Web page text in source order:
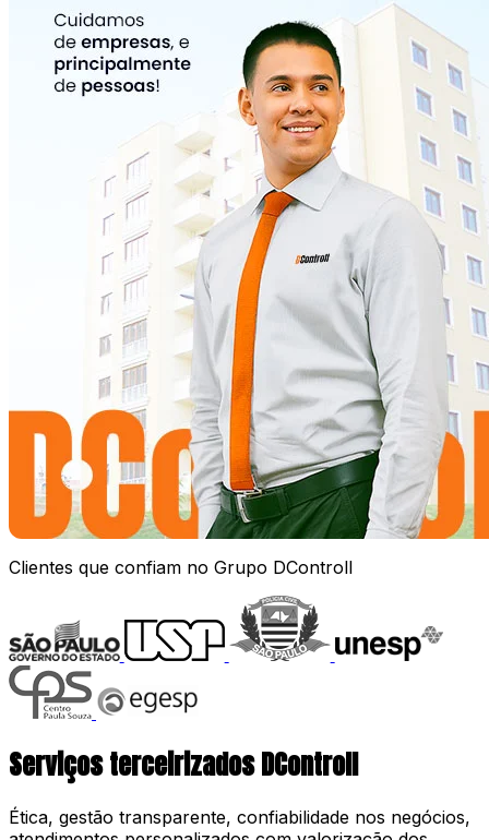
Clientes que confiam no Grupo DControll
Serviços terceirizados DControll
Ética, gestão transparente, confiabilidade nos negócios,